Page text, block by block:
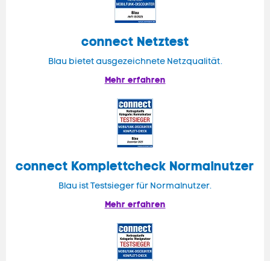
connect Netztest
Blau bietet ausgezeichnete Netzqualität.
Mehr erfahren
connect Komplettcheck Normalnutzer
Blau ist Testsieger für Normalnutzer.
Mehr erfahren